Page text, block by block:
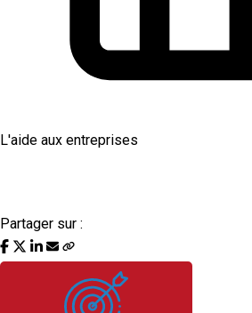
L'aide aux entreprises
Partager sur :